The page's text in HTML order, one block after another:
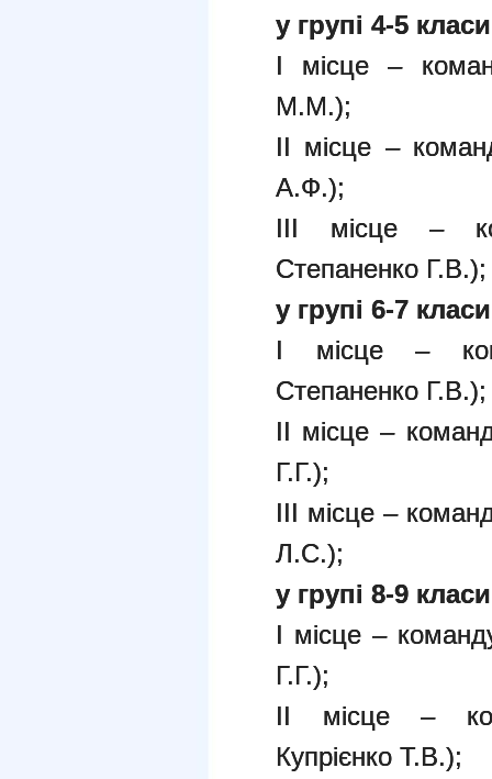
у групі 4-5
І місце –
М.М.);
ІІ місце –
А.Ф.);
ІІІ місце –
Степаненко Г.В.);
у групі 6-7
І місце –
Степаненко Г.В.);
ІІ місце –
Г.Г.);
ІІІ місце –
Л.С.);
у групі 8-9
І місце –
Г.Г.);
ІІ місце –
Купрієнко Т.В.);